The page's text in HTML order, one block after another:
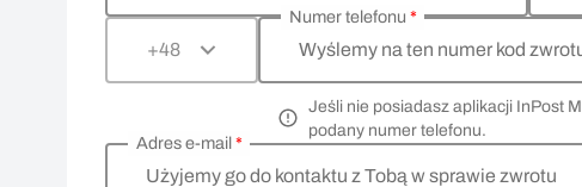
+48 Wyślemy na ten numer kod
Numer telefonu *
Jeśli nie posiadasz aplikacji InPost
podany numer telefonu.
Użyjemy go do kontaktu z Tobą w sprawie zwrotu
Adres e-mail *